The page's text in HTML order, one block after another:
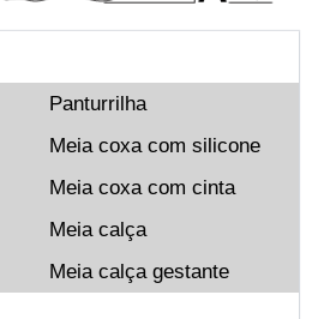
Panturrilha
Meia coxa com silicone
Meia coxa com cinta
Meia calça
Meia calça gestante